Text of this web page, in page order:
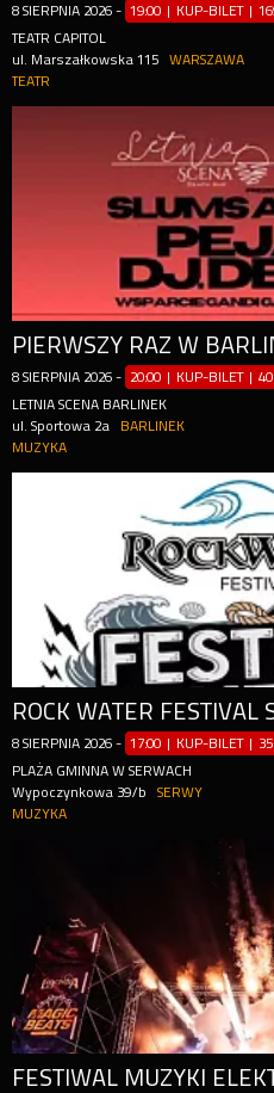
8 SIERPNIA 2026 - 19:00 | KUP-BILET |
TEATR CAPITOL
ul. Marszałkowska 115
WARSZAWA
TEATR
8 SIERPNIA 2026 - 20:00 | KUP-BILET |
LETNIA SCENA BARLINEK
ul. Sportowa 2a
BARLINEK
MUZYKA
ROCK WATER FESTIVAL
8 SIERPNIA 2026 - 17:00 | KUP-BILET |
PLAŻA GMINNA W SERWACH
Wypoczynkowa 39/b
SERWY
MUZYKA
FESTIWAL MUZYKI